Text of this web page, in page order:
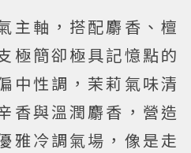
主軸，搭配麝香、檀
極簡卻極具記憶點的
中性調，茉莉氣味清
香與溫潤麝香，營造
雅冷調氣場，像是走